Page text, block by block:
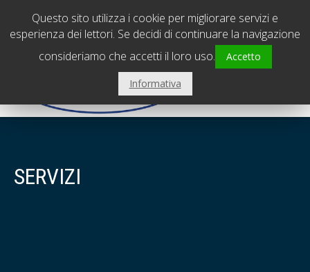
PADOVA - Sede centrale
0495798239
VICENZA - Filiale
0444310560
SERVIZI
Questo sito utilizza i cookie per migliorare servizi e
esperienza dei lettori. Se decidi di continuare la navigazione
consideriamo che accetti il loro uso.
Accetto
Informativa